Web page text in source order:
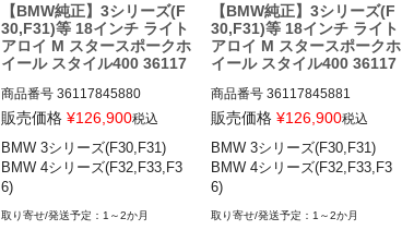
【BMW純正】3シリーズ(F
30,F31)等 18インチ ライト
アロイ M スタースポークホ
イール スタイル400 36117
商品番号 36117845880
36117845880
BMW 3シリーズ(F30,F31) 12-19
BMW 4シリーズ(F32,F33,F36) 1
3-20
販売価格 ¥126,900税込
BMW 3シリーズ(F30,F31)
BMW 4シリーズ(F32,F33,F3
6)
1～2か月
【BMW純正】3シリーズ(F
30,F31)等 18インチ ライト
アロイ M スタースポークホ
イール スタイル400 36117
商品番号 36117845881
36117845881
BMW 3シリーズ(F30,F31) 12-19
BMW 4シリーズ(F32,F33,F36) 1
3-20
販売価格 ¥126,900税込
BMW 3シリーズ(F30,F31)
BMW 4シリーズ(F32,F33,F3
6)
1～2か月